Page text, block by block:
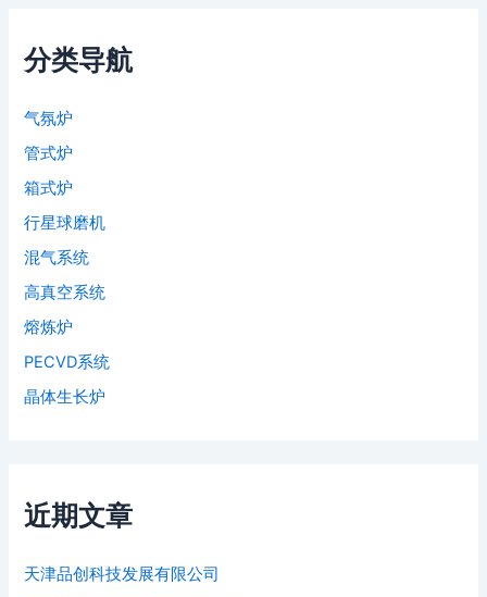
分类导航
气氛炉
管式炉
箱式炉
行星球磨机
混气系统
高真空系统
熔炼炉
PECVD系统
晶体生长炉
近期文章
天津品创科技发展有限公司